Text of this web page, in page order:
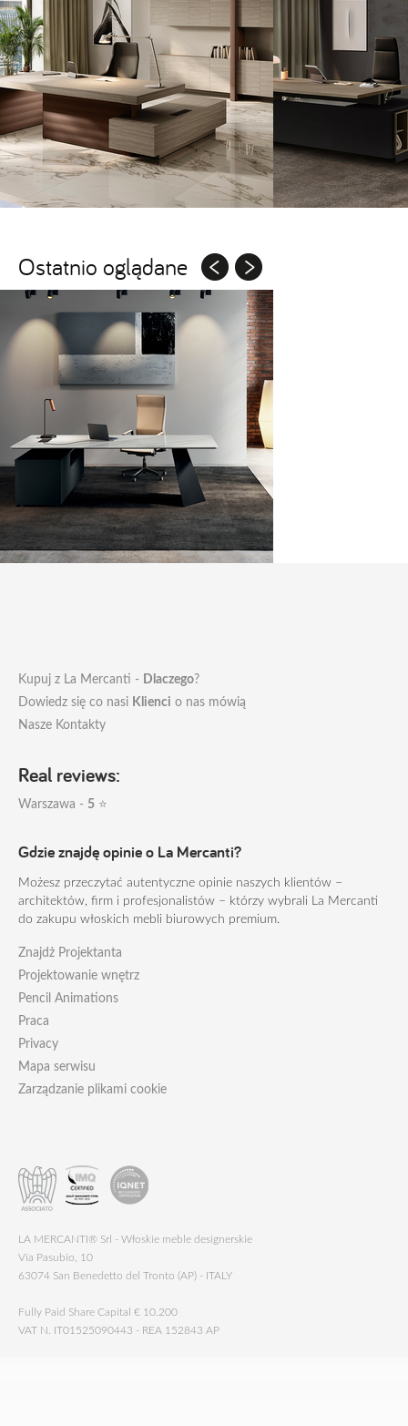
Ostatnio oglądane
Kupuj z La Mercanti - Dlaczego?
Dowiedz się co nasi Klienci o nas mówią
Nasze Kontakty
Real reviews:
Warszawa - 5 ⭐
Gdzie znajdę opinie o La Mercanti?
Możesz przeczytać autentyczne opinie naszych klientów –
architektów, firm i profesjonalistów – którzy wybrali La Mercanti
do zakupu włoskich mebli biurowych premium.
Znajdż Projektanta
Projektowanie wnętrz
Pencil Animations
Praca
Privacy
Mapa serwisu
Zarządzanie plikami cookie
LA MERCANTI® Srl - Włoskie meble designerskie
Via Pasubio, 10
63074 San Benedetto del Tronto (AP) - ITALY
Fully Paid Share Capital € 10.200
VAT N. IT01525090443 - REA 152843 AP